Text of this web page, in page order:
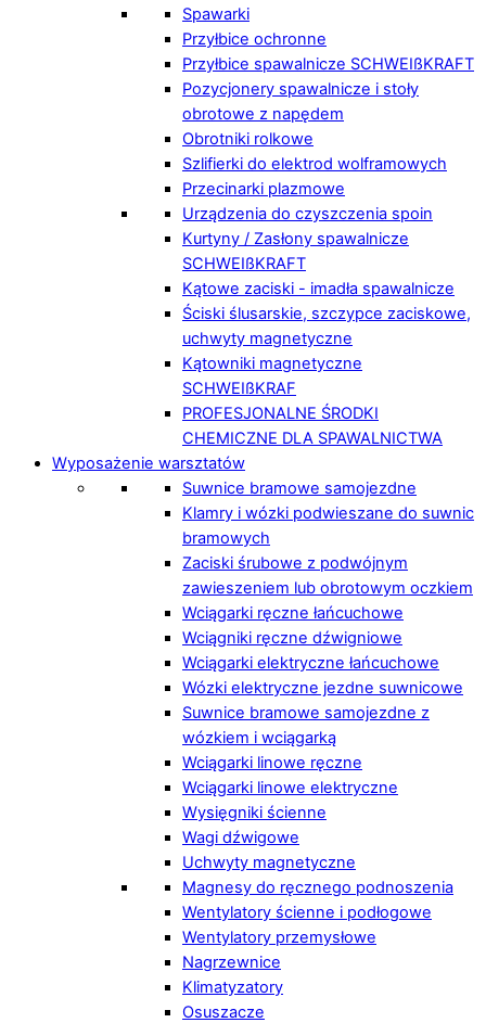
Spawarki
Przyłbice ochronne
Przyłbice spawalnicze SCHWEIßKRAFT
Pozycjonery spawalnicze i stoły
obrotowe z napędem
Obrotniki rolkowe
Szlifierki do elektrod wolframowych
Przecinarki plazmowe
Urządzenia do czyszczenia spoin
Kurtyny / Zasłony spawalnicze
SCHWEIßKRAFT
Kątowe zaciski - imadła spawalnicze
Ściski ślusarskie, szczypce zaciskowe,
uchwyty magnetyczne
Kątowniki magnetyczne
SCHWEIßKRAF
PROFESJONALNE ŚRODKI
CHEMICZNE DLA SPAWALNICTWA
Wyposażenie warsztatów
Suwnice bramowe samojezdne
Klamry i wózki podwieszane do suwnic
bramowych
Zaciski śrubowe z podwójnym
zawieszeniem lub obrotowym oczkiem
Wciągarki ręczne łańcuchowe
Wciągniki ręczne dźwigniowe
Wciągarki elektryczne łańcuchowe
Wózki elektryczne jezdne suwnicowe
Suwnice bramowe samojezdne z
wózkiem i wciągarką
Wciągarki linowe ręczne
Wciągarki linowe elektryczne
Wysięgniki ścienne
Wagi dźwigowe
Uchwyty magnetyczne
Magnesy do ręcznego podnoszenia
Wentylatory ścienne i podłogowe
Wentylatory przemysłowe
Nagrzewnice
Klimatyzatory
Osuszacze